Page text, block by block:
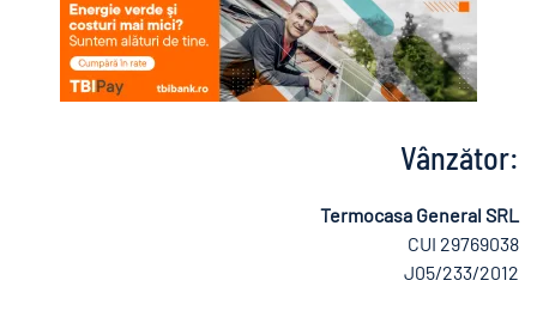
Vânzător:
Termocasa General SRL
CUI 29769038
J05/233/2012